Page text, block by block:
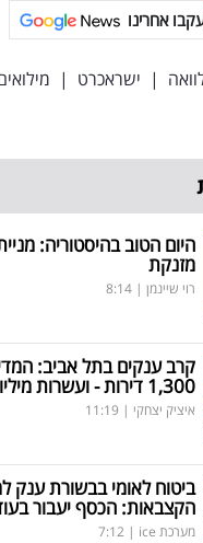
אחרינו
| ישראכרט |
היום הטוב בהיסטוריה:
מזנקת
רוי שיינמן |
8:14
קרב ענקים בתל אביב:
1,300 דירות - ועשרות מיליונים
איציק יצחקי |
11:19
ביטוח לאומי בבשורת ענק
הקצבאות: הכסף יעבור בעוד 3
מערכת ice |
7:12